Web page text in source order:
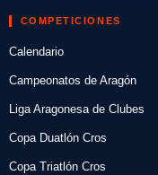
COMPETICIONES
Calendario
Campeonatos de Aragón
Liga Aragonesa de Clubes
Copa Duatlón Cros
Copa Triatlón Cros